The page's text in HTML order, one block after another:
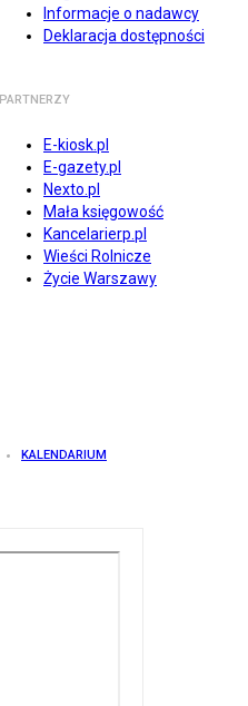
Informacje o nadawcy
Deklaracja dostępności
PARTNERZY
E-kiosk.pl
E-gazety.pl
Nexto.pl
Mała księgowość
Kancelarierp.pl
Wieści Rolnicze
Życie Warszawy
KALENDARIUM